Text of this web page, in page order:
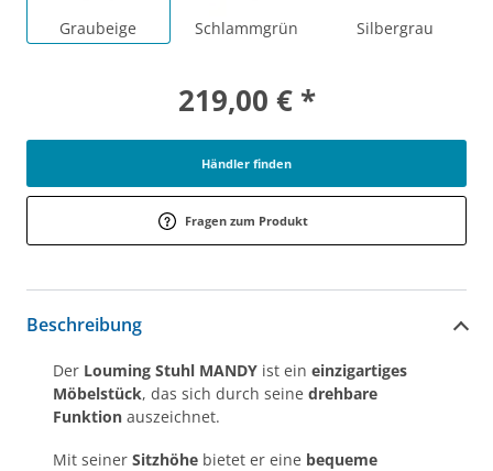
Graubeige Schlammgrün Silbergrau
219,00 € *
Händler finden
Fragen zum Produkt
Beschreibung
Der Louming Stuhl MANDY ist ein einzigartiges
Möbelstück, das sich durch seine drehbare
Funktion auszeichnet.
Mit seiner Sitzhöhe bietet er eine bequeme